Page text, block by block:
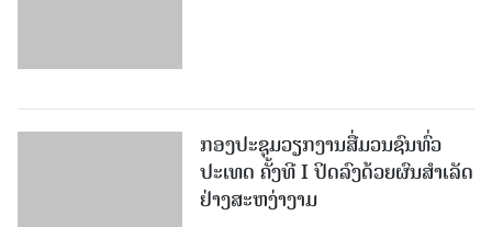
ກອງປະຊຸມວຽກງານສື່ມວນຊົນທົ່ວ
ປະເທດ ຄັ້ງທີ I ປິດລົງດ້ວຍຜົນສໍາເລັດ
ຢ່າງສະຫງ່າງາມ